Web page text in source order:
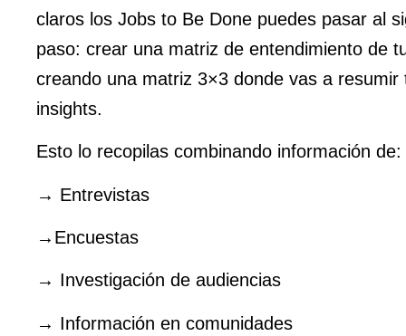
claros los Jobs to Be Done puedes pasar al
paso: crear una matriz de entendimiento de
creando una matriz 3×3 donde vas a resumir
insights.
Esto lo recopilas combinando información de:
→ Entrevistas
→Encuestas
→ Investigación de audiencias
→ Información en comunidades